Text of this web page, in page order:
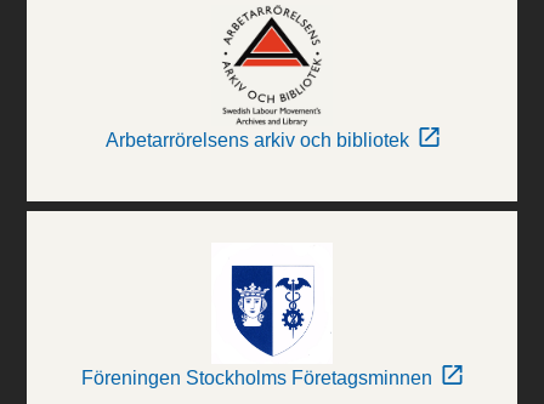
Arbetarrörelsens arkiv och bibliotek
Föreningen Stockholms Företagsminnen